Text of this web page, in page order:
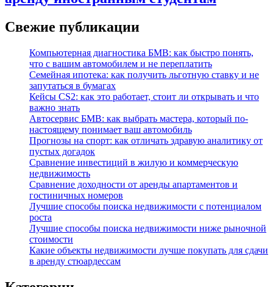
Свежие публикации
Компьютерная диагностика БМВ: как быстро понять,
что с вашим автомобилем и не переплатить
Семейная ипотека: как получить льготную ставку и не
запутаться в бумагах
Кейсы CS2: как это работает, стоит ли открывать и что
важно знать
Автосервис БМВ: как выбрать мастера, который по-
настоящему понимает ваш автомобиль
Прогнозы на спорт: как отличать здравую аналитику от
пустых догадок
Сравнение инвестиций в жилую и коммерческую
недвижимость
Сравнение доходности от аренды апартаментов и
гостиничных номеров
Лучшие способы поиска недвижимости с потенциалом
роста
Лучшие способы поиска недвижимости ниже рыночной
стоимости
Какие объекты недвижимости лучше покупать для сдачи
в аренду стюардессам